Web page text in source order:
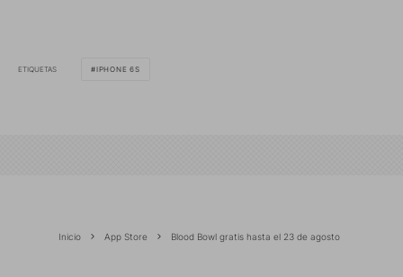
ETIQUETAS IPHONE 6S
Inicio App Store Blood Bowl gratis hasta el 23 de agosto